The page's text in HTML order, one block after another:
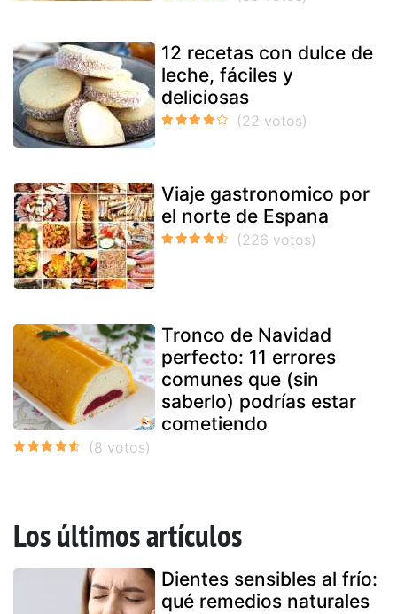
12 recetas con dulce de
leche, fáciles y
deliciosas
Viaje gastronomico por
el norte de Espana
Tronco de Navidad
perfecto: 11 errores
comunes que (sin
saberlo) podrías estar
cometiendo
Los últimos artículos
Dientes sensibles al frío:
qué remedios naturales